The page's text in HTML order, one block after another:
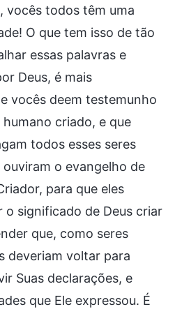
vocês todos têm uma
O que tem isso de tão
essas palavras e
Deus, é mais
vocês deem testemunho
criado, e que
todos esses seres
o evangelho de
para que eles
o significado de Deus criar
que, como seres
deveriam voltar para
Suas declarações, e
que Ele expressou. É